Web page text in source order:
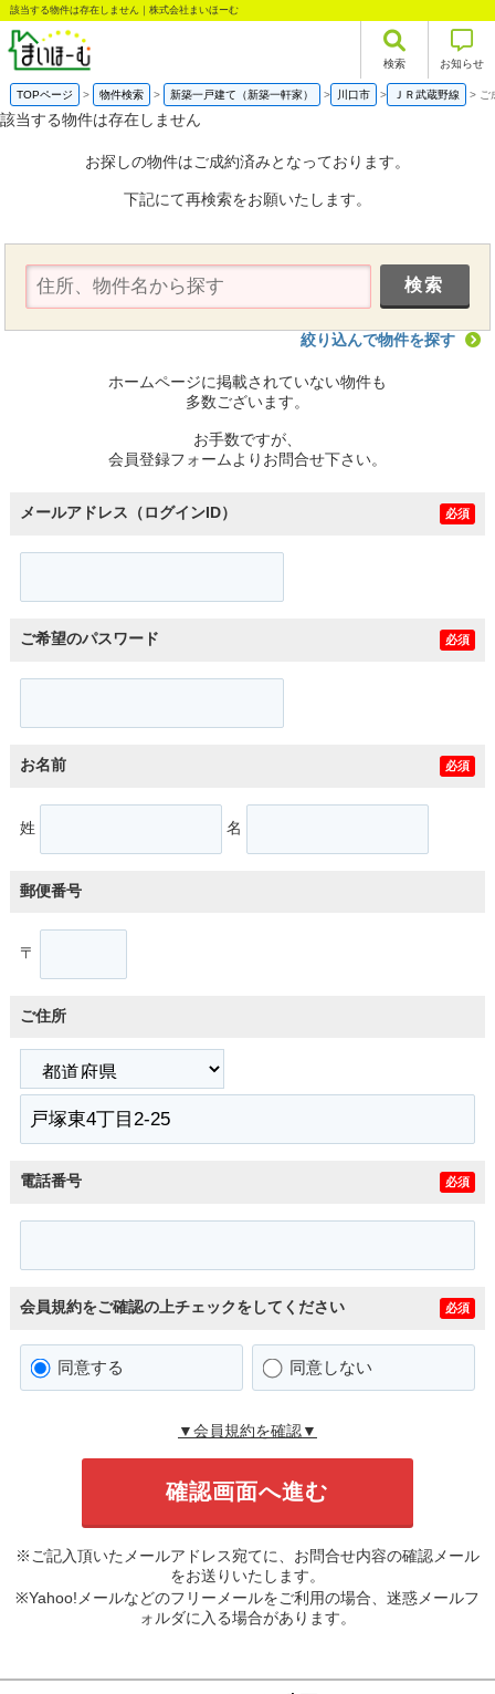
該当する物件は存在しません｜株式会社まいほーむ
検索 お知らせ
TOPページ 物件検索 新築一戸建て（新築一軒家） 川口市 ＪＲ武蔵野線 ご
該当する物件は存在しません
お探しの物件はご成約済みとなっております。
下記にて再検索をお願いたします。
絞り込んで物件を探す
ホームページに掲載されていない物件も
多数ございます。
お手数ですが、
会員登録フォームよりお問合せ下さい。
メールアドレス（ログインID） 必須
ご希望のパスワード 必須
お名前 必須
姓 名
郵便番号
〒
ご住所
電話番号 必須
会員規約をご確認の上チェックをしてください 必須
同意する 同意しない
▼会員規約を確認▼
※ご記入頂いたメールアドレス宛てに、お問合せ内容の確認メール
をお送りいたします。
※Yahoo!メールなどのフリーメールをご利用の場合、迷惑メールフ
ォルダに入る場合があります。